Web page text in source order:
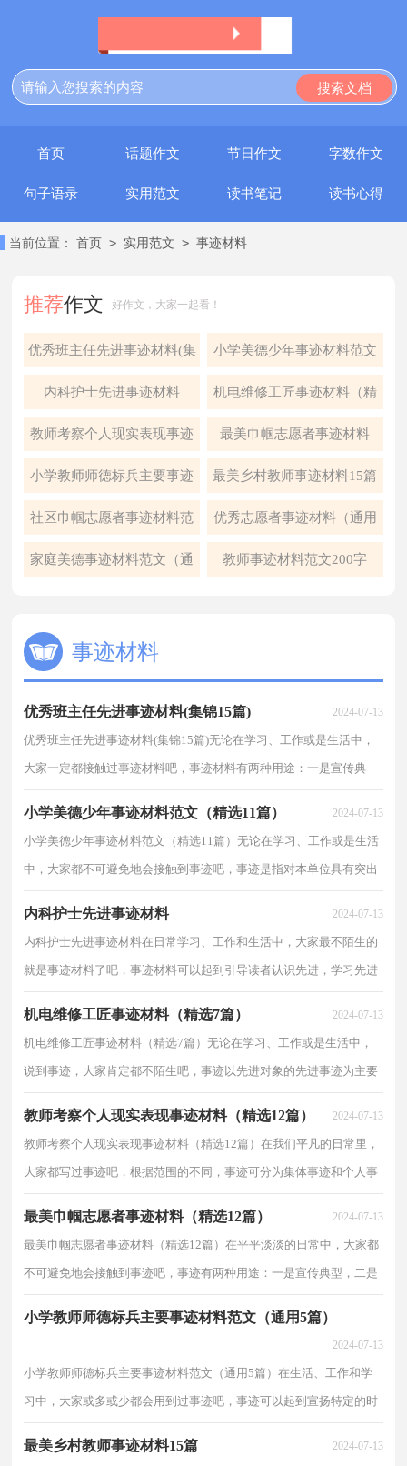
首页 话题作文 节日作文 字数作文
句子语录 实用范文 读书笔记 读书心得
当前位置： 首页 > 实用范文 > 事迹材料
推荐作文 好作文，大家一起看！
优秀班主任先进事迹材料(集
锦15篇)
小学美德少年事迹材料范文
（精选11篇）
内科护士先进事迹材料 机电维修工匠事迹材料（精
选7篇）
教师考察个人现实表现事迹
材料（精选12篇）
最美巾帼志愿者事迹材料
（精选12篇）
小学教师师德标兵主要事迹
材料范文（通用5篇）
最美乡村教师事迹材料15篇
社区巾帼志愿者事迹材料范
文（精选5篇）
优秀志愿者事迹材料（通用
6篇）
家庭美德事迹材料范文（通 教师事迹材料范文200字
事迹材料
优秀班主任先进事迹材料(集锦15篇) 2024-07-13
优秀班主任先进事迹材料(集锦15篇)无论在学习、工作或是生活中，
大家一定都接触过事迹材料吧，事迹材料有两种用途：一是宣传典
小学美德少年事迹材料范文（精选11篇） 2024-07-13
小学美德少年事迹材料范文（精选11篇）无论在学习、工作或是生活
中，大家都不可避免地会接触到事迹吧，事迹是指对本单位具有突出
内科护士先进事迹材料 2024-07-13
内科护士先进事迹材料在日常学习、工作和生活中，大家最不陌生的
就是事迹材料了吧，事迹材料可以起到引导读者认识先进，学习先进
机电维修工匠事迹材料（精选7篇） 2024-07-13
机电维修工匠事迹材料（精选7篇）无论在学习、工作或是生活中，
说到事迹，大家肯定都不陌生吧，事迹以先进对象的先进事迹为主要
教师考察个人现实表现事迹材料（精选12篇） 2024-07-13
教师考察个人现实表现事迹材料（精选12篇）在我们平凡的日常里，
大家都写过事迹吧，根据范围的不同，事迹可分为集体事迹和个人事
最美巾帼志愿者事迹材料（精选12篇） 2024-07-13
最美巾帼志愿者事迹材料（精选12篇）在平平淡淡的日常中，大家都
不可避免地会接触到事迹吧，事迹有两种用途：一是宣传典型，二是
小学教师师德标兵主要事迹材料范文（通用5篇）
2024-07-13
小学教师师德标兵主要事迹材料范文（通用5篇）在生活、工作和学
习中，大家或多或少都会用到过事迹吧，事迹可以起到宣扬特定的时
最美乡村教师事迹材料15篇 2024-07-13